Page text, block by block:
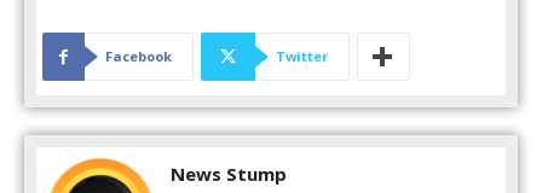
Facebook Twitter
News Stump